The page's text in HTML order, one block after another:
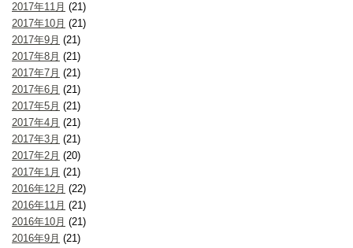
2017年11月 (21)
2017年10月 (21)
2017年9月 (21)
2017年8月 (21)
2017年7月 (21)
2017年6月 (21)
2017年5月 (21)
2017年4月 (21)
2017年3月 (21)
2017年2月 (20)
2017年1月 (21)
2016年12月 (22)
2016年11月 (21)
2016年10月 (21)
2016年9月 (21)